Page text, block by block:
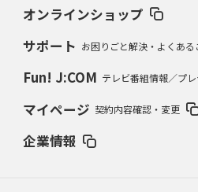
オンラインショップ
サポート お困りごと解決・よくある
Fun! J:COM テレビ番組情報／プ
マイページ 契約内容確認・変更
企業情報